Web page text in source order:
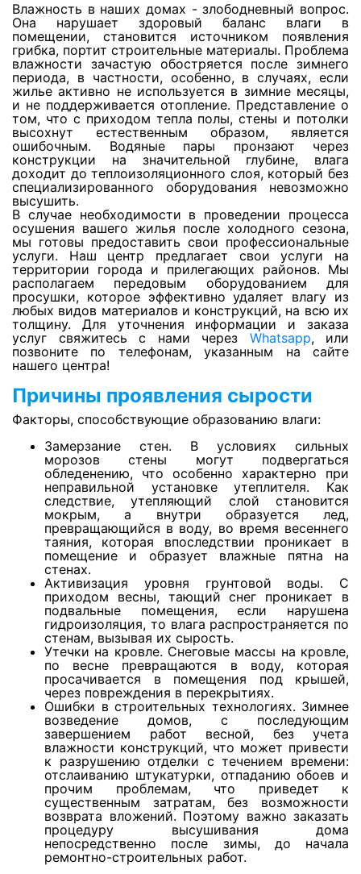
Просушка утеплителя фасада
Откачка воды с паркинга
Откачка воды с пола
Откачка воды с натяжных потолков
Просушка фальшполов
Просушка кварц-винила
Просушка утеплителя из стекловаты
Сушка ковролина
Сушка линолеума
Просушка стяжки и плиты перекрытия
Просушка деревянного пола
Просушка керамической плитки
Просушка стен из гипрока
Просушка стен из пазогребня
Просушка стен из пеноблоков
Просушка кирпичных стен
Просушка деревянного потолка
Влажность в наших домах - злободневный вопрос.
Она нарушает здоровый баланс влаги в
помещении, становится источником появления
грибка, портит строительные материалы. Проблема
влажности зачастую обостряется после зимнего
периода, в частности, особенно, в случаях, если
жилье активно не используется в зимние месяцы,
и не поддерживается отопление. Представление о
том, что с приходом тепла полы, стены и потолки
высохнут естественным образом, является
ошибочным. Водяные пары пронзают через
конструкции на значительной глубине, влага
доходит до теплоизоляционного слоя, который без
специализированного оборудования невозможно
высушить.
В случае необходимости в проведении процесса
осушения вашего жилья после холодного сезона,
мы готовы предоставить свои профессиональные
услуги. Наш центр предлагает свои услуги на
территории города и прилегающих районов. Мы
располагаем передовым оборудованием для
просушки, которое эффективно удаляет влагу из
любых видов материалов и конструкций, на всю их
толщину. Для уточнения информации и заказа
услуг свяжитесь с нами через Whatsapp, или
позвоните по телефонам, указанным на сайте
нашего центра!
Причины проявления сырости
Факторы, способствующие образованию влаги:
Замерзание стен. В условиях сильных
морозов стены могут подвергаться
обледенению, что особенно характерно при
неправильной установке утеплителя. Как
следствие, утепляющий слой становится
мокрым, а внутри образуется лед,
превращающийся в воду, во время весеннего
таяния, которая впоследствии проникает в
помещение и образует влажные пятна на
стенах.
Активизация уровня грунтовой воды. С
приходом весны, тающий снег проникает в
подвальные помещения, если нарушена
гидроизоляция, то влага распространяется по
стенам, вызывая их сырость.
Утечки на кровле. Снеговые массы на кровле,
по весне превращаются в воду, которая
просачивается в помещения под крышей,
через повреждения в перекрытиях.
Ошибки в строительных технологиях. Зимнее
возведение домов, с последующим
завершением работ весной, без учета
влажности конструкций, что может привести
к разрушению отделки с течением времени:
отслаиванию штукатурки, отпаданию обоев и
прочим проблемам, что приведет к
существенным затратам, без возможности
возврата вложений. Поэтому важно заказать
процедуру высушивания дома
непосредственно после зимы, до начала
ремонтно-строительных работ.